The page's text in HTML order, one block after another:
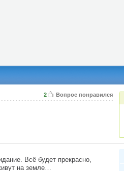
2 Вопрос понравился
Всё будет прекрасно,
на земле…